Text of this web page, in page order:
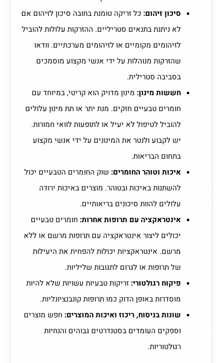
סיכון זיהום: כל זריקה טומנת בחובה סיכון לזיהום אם
לא ניתנת בתנאים סטריליים. ההזרקות עלולות להוביל
לזיהומים מקומיים או לזיהומים מערכתיים. וודאו
שהזרקות מנוהלות על ידי אנשי מקצוע מוסמכים
בסביבה סטרילית.
חששות מינון: מינון מדויק הוא קריטי, במיוחד עם
חומרים טבעיים חזקים. מנת יתר או תת מינון עלולים
להוביל לטיפול לא יעיל או לתופעות לוואי חמורות.
יש לקבוע ולנטר את המינונים על ידי אנשי מקצוע
בתחום הבריאות.
איכות וטוהר החומרים: שוק החומרים הטבעיים יכול
להשתנות באיכות ובטוהר. מוצרים באיכות ירודה
עלולים להוות סיכונים בריאותיים.
אינטראקציה עם תרופות אחרות: חומרים טבעיים
יכולים ליצור אינטראקציה עם תרופות מרשם או ללא
מרשם. אינטראקציות יכולות להפחית את היעילות
של תרופות או לגרום לתגובות שליליות.
פיקוח רגולטורי: זריקות טבעיות עשויות שלא להיות
מוסדרות באופן הדוק כמו תרופות קונבנציונליות.
שונות בניסוח, ריכוז ואיכות המוצרים: חפש מוצרים
וספקים העומדים בסטנדרטים גבוהים והנחיות
רגולטוריות.